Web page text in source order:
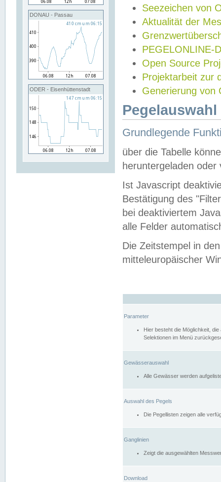
DONAU - Passau
ODER - Eisenhüttenstadt
Seezeichen von
Aktualität der
PEGELONLINE-
Open Source
Projektarbeit zur
Generierung von
Grundlegende
über die Tabelle
heruntergeladen oder
Ist Javascript
Bestätigung des
bei deaktiviertem
alle Felder
Die Zeitstempel in
mitteleuropäischer
Parameter
Hier besteht die Möglichkeit,
Selektionen im Menü
Gewässerauswahl
Alle Gewässer werden
Auswahl des Pegels
Die Pegellisten zeigen alle
Ganglinien
Zeigt die ausgewählten
Download